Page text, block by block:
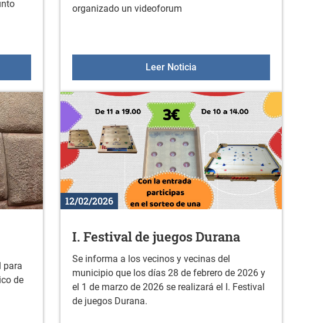
organizado un videoforum
Leer Noticia
para
de
12/02/2026
I. Festival de juegos Durana
Se informa a los vecinos y vecinas del
municipio que los días 28 de febrero de 2026 y
el 1 de marzo de 2026 se realizará el I. Festival
de juegos Durana.